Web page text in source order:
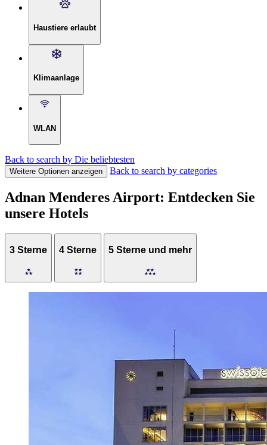
Haustiere erlaubt
Klimaanlage
WLAN
Back to search by Die beliebtesten
Weitere Optionen anzeigen Back to search by categories
Adnan Menderes Airport: Entdecken Sie
unsere Hotels
3 Sterne 4 Sterne 5 Sterne und mehr